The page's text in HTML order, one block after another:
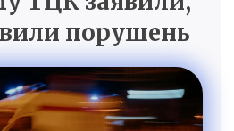
порушень